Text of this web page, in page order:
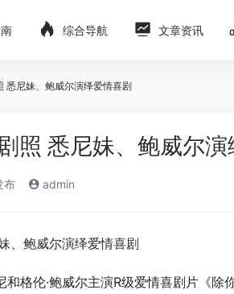
综合导航 文章资讯
悉尼妹、鲍威尔演绎爱情喜剧
照 悉尼妹、鲍威尔
布 admin
和格伦·鲍威尔主演R级爱情喜剧片《除